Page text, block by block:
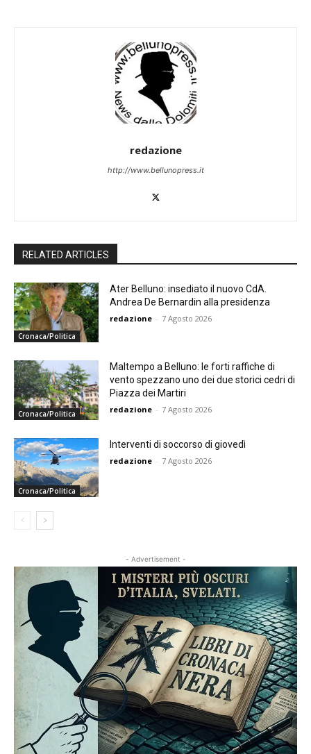
redazione
http://www.bellunopress.it
RELATED ARTICLES
Cronaca/Politica
Ater Belluno: insediato il nuovo CdA.
Andrea De Bernardin alla presidenza
redazione - 7 Agosto 2026
Cronaca/Politica
Maltempo a Belluno: le forti raffiche di
vento spezzano uno dei due storici cedri di
Piazza dei Martiri
redazione - 7 Agosto 2026
Cronaca/Politica
Interventi di soccorso di giovedì
redazione - 7 Agosto 2026
- Advertisement -